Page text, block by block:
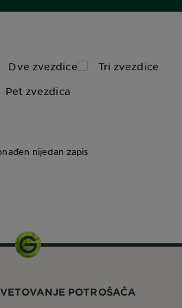
Dve zvezdice
Tri zvezdice
Pet zvezdica
nijedan zapis
POTROŠAČA